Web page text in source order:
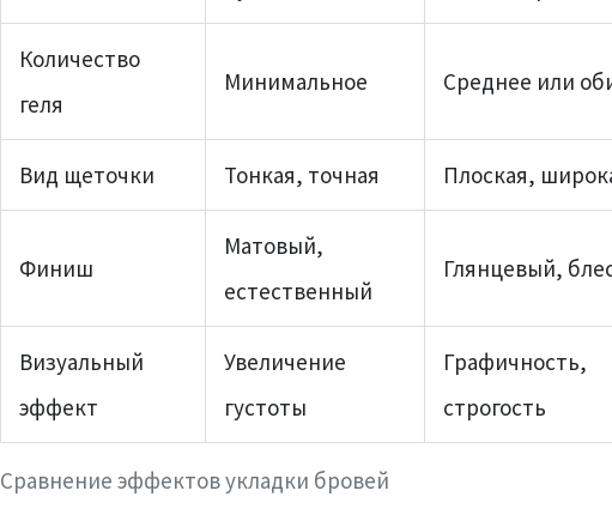
Сравнение эффектов укладки бровей
Количество
геля
Минимальное Среднее или
Вид щеточки Тонкая, точная Плоская,
Финиш
Матовый,
естественный
Глянцевый,
Визуальный
эффект
Увеличение
густоты
Графичность,
строгость